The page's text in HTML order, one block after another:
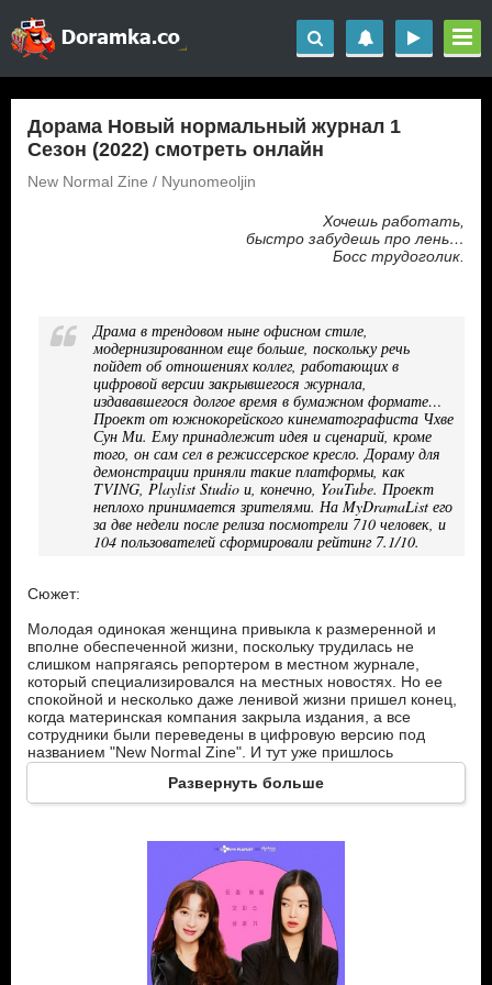
Дорама Новый нормальный журнал 1
Сезон (2022) смотреть онлайн
New Normal Zine / Nyunomeoljin
Хочешь работать,
быстро забудешь про лень…
Босс трудоголик.
Драма в трендовом ныне офисном стиле,
модернизированном еще больше, поскольку речь
пойдет об отношениях коллег, работающих в
цифровой версии закрывшегося журнала,
издававшегося долгое время в бумажном формате…
Проект от южнокорейского кинематографиста Чхве
Сун Ми. Ему принадлежит идея и сценарий, кроме
того, он сам сел в режиссерское кресло. Дораму для
демонстрации приняли такие платформы, как
TVING, Playlist Studio и, конечно, YouTube. Проект
неплохо принимается зрителями. На MyDramaList его
за две недели после релиза посмотрели 710 человек, и
104 пользователей сформировали рейтинг 7.1/10.
Сюжет:
Молодая одинокая женщина привыкла к размеренной и
вполне обеспеченной жизни, поскольку трудилась не
слишком напрягаясь репортером в местном журнале,
который специализировался на местных новостях. Но ее
спокойной и несколько даже ленивой жизни пришел конец,
когда материнская компания закрыла издания, а все
сотрудники были переведены в цифровую версию под
названием "New Normal Zine". И тут уже пришлось
пересмотреть свой стиль жизни…
Главные герои:
Ча Чжи Мин – стремится к беззаботной жизни. Но после
закрытия журнала о текущих событиях, в котором она вела
репортажи в течение пяти лет, девушке пришлось стать
редактором цифрового журнала.
Сон Ро Джи – трудоголичка. Абсолютный антипод главной
героини. За свой профессионализм и трудолюбие была
обласкана начальством и стала самым молодым главным
редактором в корпорации, возглавив цифровое издание
Развернуть больше